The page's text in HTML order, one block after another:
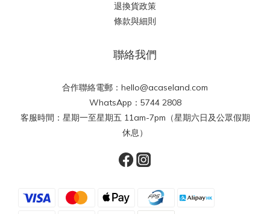
退換貨政策
條款與細則
聯絡我們
合作聯絡電郵：hello@acaseland.com
WhatsApp：5744 2808
客服時間：星期一至星期五 11am-7pm（星期六日及公眾假期
休息）